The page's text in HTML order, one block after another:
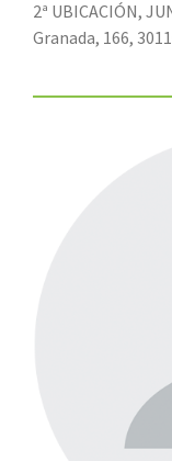
2ª UBICACIÓN,
Granada, 166,